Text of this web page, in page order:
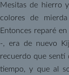
Mesitas de hierro
colores de
Entonces reparé
-, era de nuevo
recuerdo que sentí
tiempo, y que al